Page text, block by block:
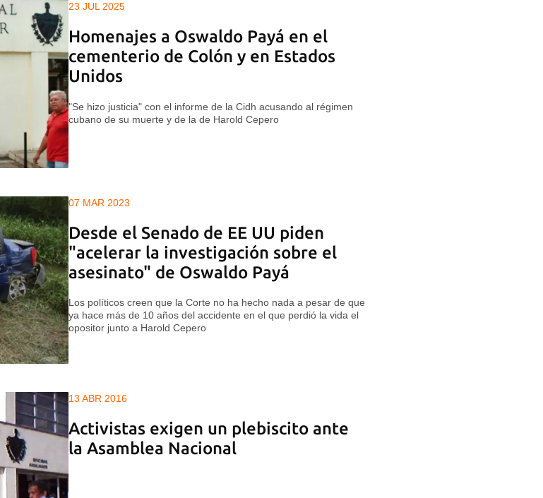
23 JUL 2025
Homenajes a Oswaldo Payá en el
cementerio de Colón y en Estados
Unidos
"Se hizo justicia" con el informe de la Cidh acusando al régimen
cubano de su muerte y de la de Harold Cepero
07 MAR 2023
Desde el Senado de EE UU piden
"acelerar la investigación sobre el
asesinato" de Oswaldo Payá
Los políticos creen que la Corte no ha hecho nada a pesar de que
ya hace más de 10 años del accidente en el que perdió la vida el
opositor junto a Harold Cepero
13 ABR 2016
Activistas exigen un plebiscito ante
la Asamblea Nacional